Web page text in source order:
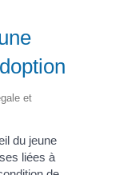
et
du jeune
liées à